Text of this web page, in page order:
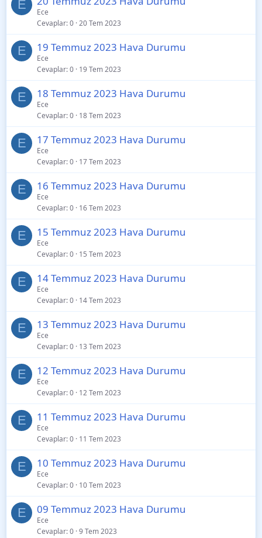
E
Ece
Cevaplar 0 20 Tem 2023
E 19 Temmuz 2023 Hava Durumu
Ece
Cevaplar 0 19 Tem 2023
E 18 Temmuz 2023 Hava Durumu
Ece
Cevaplar 0 18 Tem 2023
E 17 Temmuz 2023 Hava Durumu
Ece
Cevaplar 0 17 Tem 2023
E 16 Temmuz 2023 Hava Durumu
Ece
Cevaplar 0 16 Tem 2023
E 15 Temmuz 2023 Hava Durumu
Ece
Cevaplar 0 15 Tem 2023
E 14 Temmuz 2023 Hava Durumu
Ece
Cevaplar 0 14 Tem 2023
E 13 Temmuz 2023 Hava Durumu
Ece
Cevaplar 0 13 Tem 2023
E 12 Temmuz 2023 Hava Durumu
Ece
Cevaplar 0 12 Tem 2023
E 11 Temmuz 2023 Hava Durumu
Ece
Cevaplar 0 11 Tem 2023
E 10 Temmuz 2023 Hava Durumu
Ece
Cevaplar 0 10 Tem 2023
E 09 Temmuz 2023 Hava Durumu
Ece
Cevaplar 0 9 Tem 2023